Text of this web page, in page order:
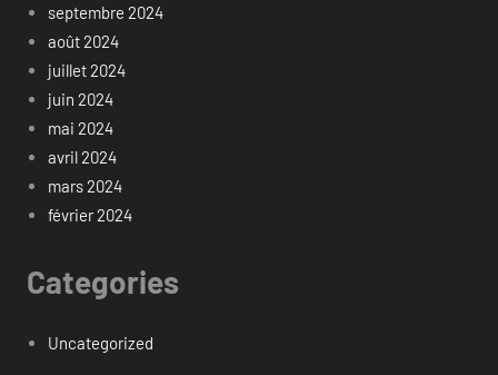
septembre 2024
août 2024
juillet 2024
juin 2024
mai 2024
avril 2024
mars 2024
février 2024
Categories
Uncategorized